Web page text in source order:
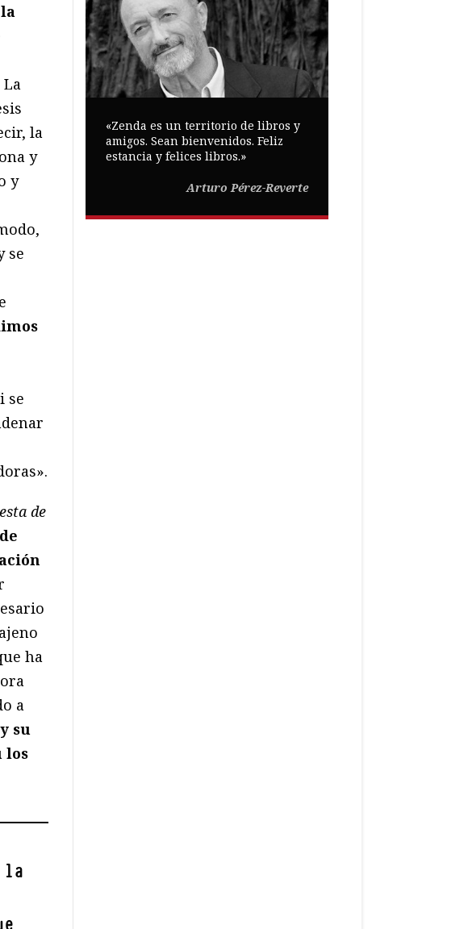
La
la
y
y
se
se
de
ha
a
su
los
la
«Zenda es un territorio de libros y
amigos. Sean bienvenidos. Feliz
estancia y felices libros.»
Arturo Pérez-Reverte